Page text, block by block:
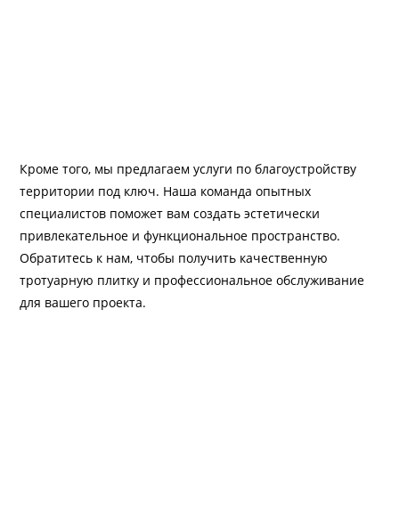
Кроме того, мы предлагаем услуги по благоустройству
территории под ключ. Наша команда опытных
специалистов поможет вам создать эстетически
привлекательное и функциональное пространство.
Обратитесь к нам, чтобы получить качественную
тротуарную плитку и профессиональное обслуживание
для вашего проекта.